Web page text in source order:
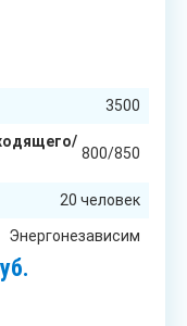
3500
800/850
20 человек
Энергонезависим